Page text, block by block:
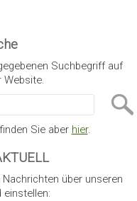
Suchbegriff auf
Website.
Sie aber hier.
über unseren
einstellen: